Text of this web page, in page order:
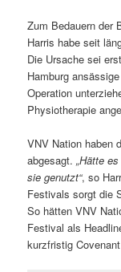
Zum Bedauern der
Harris habe seit
Die Ursache sei
Hamburg
Operation
Physiotherapie
VNV Nation haben
abgesagt.„Hätte
sie genutzt“, so
Festivals sorgt die
So hätten VNV
Festival als
kurzfristig